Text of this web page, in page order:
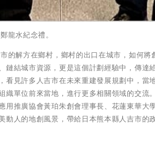
龍水紀念禮。
的解方在鄉村，鄉村的出口在城市，如何
鏈結城市資源，更是這個計劃經驗中，傳達
看見許多人吉市在未來重建發展規劃中，當
織單位前來當地，進行更多相關領域的交流
用推廣協會黃珀朱創會理事長、花蓮東華大
動人的地創風景，帶給日本熊本縣人吉市的